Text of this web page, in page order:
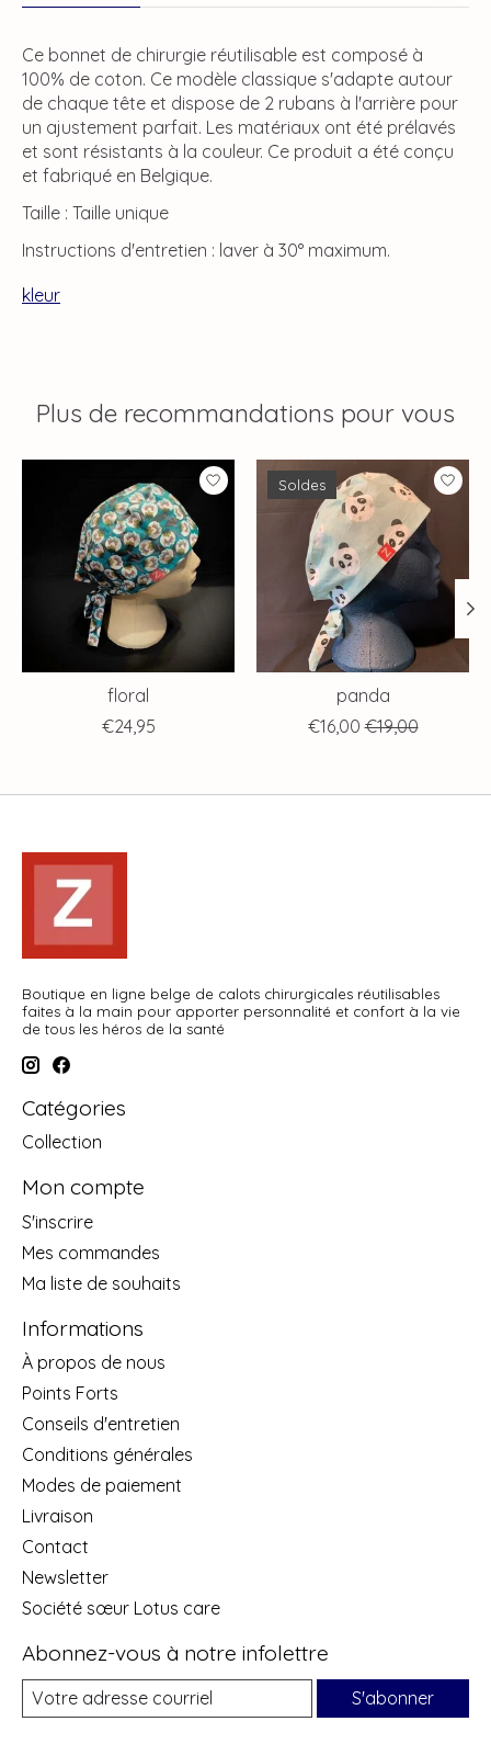
Ce bonnet de chirurgie réutilisable est composé à
100% de coton. Ce modèle classique s'adapte autour
de chaque tête et dispose de 2 rubans à l'arrière pour
un ajustement parfait. Les matériaux ont été prélavés
et sont résistants à la couleur. Ce produit a été conçu
et fabriqué en Belgique.
Taille : Taille unique
Instructions d'entretien : laver à 30° maximum.
kleur
Plus de recommandations pour vous
Articles du carrousel de produits
floral
€24,95
Soldes
panda
€16,00 €19,00
Boutique en ligne belge de calots chirurgicales réutilisables
faites à la main pour apporter personnalité et confort à la vie
de tous les héros de la santé
Catégories
Collection
Mon compte
S'inscrire
Mes commandes
Ma liste de souhaits
Informations
À propos de nous
Points Forts
Conseils d'entretien
Conditions générales
Modes de paiement
Livraison
Contact
Newsletter
Société sœur Lotus care
Abonnez-vous à notre infolettre
S'abonner